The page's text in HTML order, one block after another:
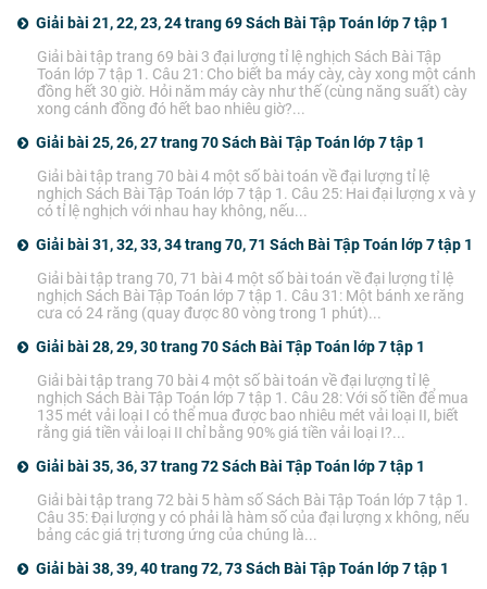
Giải bài 21, 22, 23, 24 trang 69 Sách Bài Tập Toán lớp 7 tập 1
Giải bài tập trang 69 bài 3 đại lượng tỉ lệ nghịch Sách Bài Tập
Toán lớp 7 tập 1. Câu 21: Cho biết ba máy cày, cày xong một cánh
đồng hết 30 giờ. Hỏi năm máy cày như thế (cùng năng suất) cày
xong cánh đồng đó hết bao nhiêu giờ?...
Giải bài 25, 26, 27 trang 70 Sách Bài Tập Toán lớp 7 tập 1
Giải bài tập trang 70 bài 4 một số bài toán về đại lượng tỉ lệ
nghịch Sách Bài Tập Toán lớp 7 tập 1. Câu 25: Hai đại lượng x và y
có tỉ lệ nghịch với nhau hay không, nếu...
Giải bài 31, 32, 33, 34 trang 70, 71 Sách Bài Tập Toán lớp 7 tập 1
Giải bài tập trang 70, 71 bài 4 một số bài toán về đại lượng tỉ lệ
nghịch Sách Bài Tập Toán lớp 7 tập 1. Câu 31: Một bánh xe răng
cưa có 24 răng (quay được 80 vòng trong 1 phút)...
Giải bài 28, 29, 30 trang 70 Sách Bài Tập Toán lớp 7 tập 1
Giải bài tập trang 70 bài 4 một số bài toán về đại lượng tỉ lệ
nghịch Sách Bài Tập Toán lớp 7 tập 1. Câu 28: Với số tiền để mua
135 mét vải loại I có thể mua được bao nhiêu mét vải loại II, biết
rằng giá tiền vải loại II chỉ bằng 90% giá tiền vải loại I?...
Giải bài 35, 36, 37 trang 72 Sách Bài Tập Toán lớp 7 tập 1
Giải bài tập trang 72 bài 5 hàm số Sách Bài Tập Toán lớp 7 tập 1.
Câu 35: Đại lượng y có phải là hàm số của đại lượng x không, nếu
bảng các giá trị tương ứng của chúng là...
Giải bài 38, 39, 40 trang 72, 73 Sách Bài Tập Toán lớp 7 tập 1